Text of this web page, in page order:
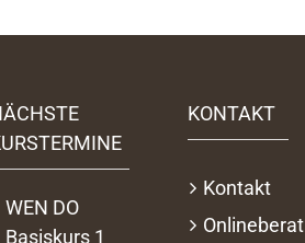
WEN DO
Basiskurs 1
KONTAKT
Kontakt